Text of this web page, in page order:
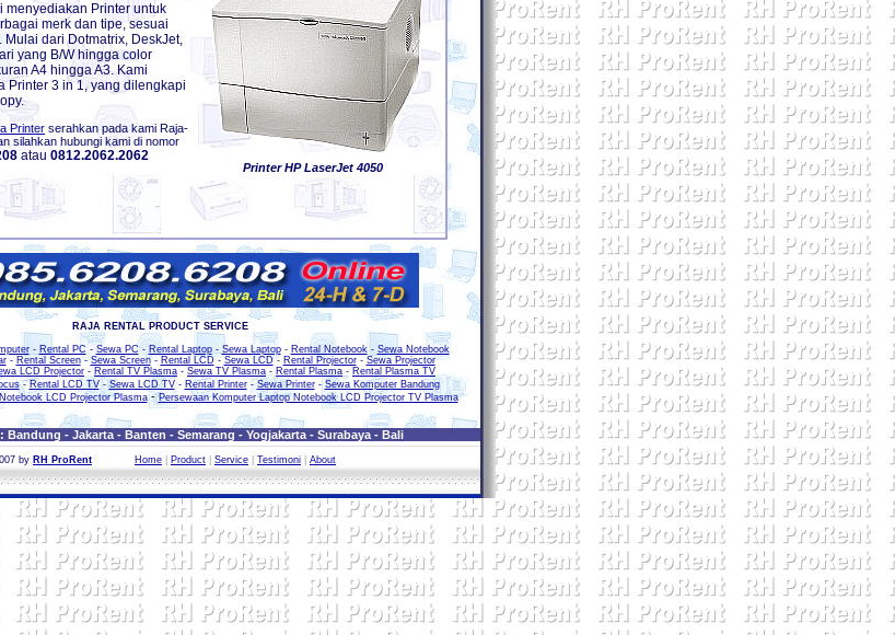
menyediakan Printer untuk
merk dan tipe, sesuai
dari Dotmatrix, DeskJet,
yang B/W hingga color
A4 hingga A3. Kami
Printer 3 in 1, yang dilengkapi
Printer serahkan pada kami Raja-
silahkan hubungi kami di nomor
atau 0812.2062.2062
Printer HP LaserJet 4050
RAJA RENTAL PRODUCT SERVICE
- Rental PC - Sewa PC-Rental Laptop- Sewa Laptop- Rental Notebook- Sewa Notebook
- Rental Screen-Sewa Screen- Rental LCD- Sewa LCD - Rental Projector- Sewa Projector
LCD Projector - Rental TV Plasma - Sewa TV Plasma - Rental Plasma - Rental Plasma TV
- Rental LCD TV-Sewa LCD TV - Rental Printer-Sewa Printer- Sewa Komputer Bandung
LCD Projector Plasma-Persewaan Komputer Laptop Notebook LCD Projector TV Plasma
Bandung - Jakarta - Banten - Semarang - Yogjakarta - Surabaya - Bali
by RH ProRent Home Product Service Testimoni About